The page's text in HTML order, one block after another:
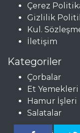
Çerez
Gizlilik
Kul.
İletişim
Kategoriler
Çorbalar
Et Yemekleri
Hamur İşleri
Salatalar